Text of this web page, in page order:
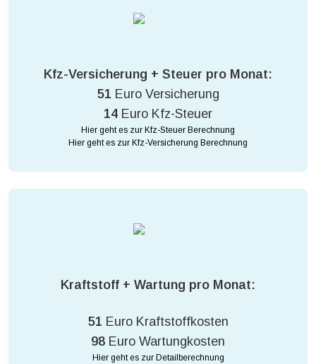
Kfz-Versicherung + Steuer pro Monat:
51 Euro Versicherung
14 Euro Kfz-Steuer
Hier geht es zur Kfz-Steuer Berechnung
Hier geht es zur Kfz-Versicherung Berechnung
Kraftstoff + Wartung pro Monat:
51 Euro Kraftstoffkosten
98 Euro Wartungkosten
Hier geht es zur Detailberechnung